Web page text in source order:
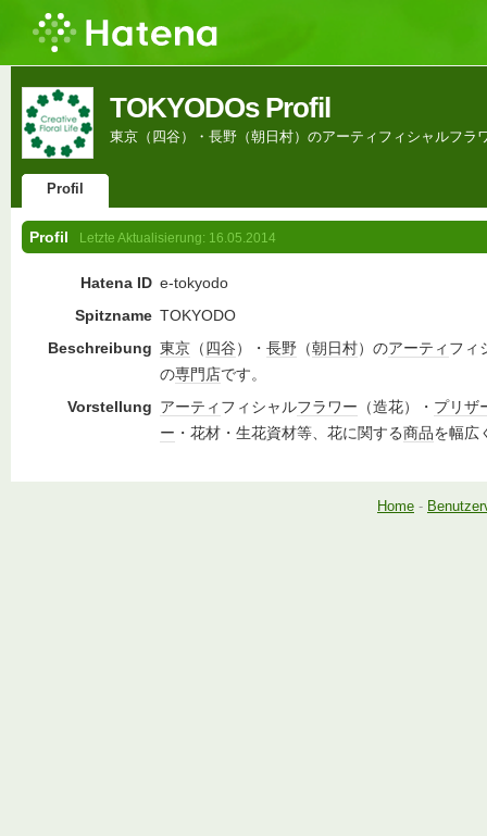
TOKYODOs Profil
東京（四谷）・長野（朝日村）のアーティフィシャルフラ
Profil
Profil Letzte Aktualisierung: 16.05.2014
Hatena ID e-tokyodo
Spitzname TOKYODO
Beschreibung 東京 （四谷）・ 長野 （朝日村）のアーティ フィ
の専門店です。
Vorstellung アーティ フィシャルフラワー （造花）・ プリザ
ー ・花材・生花資材等、花に関する商品を幅広
Home -